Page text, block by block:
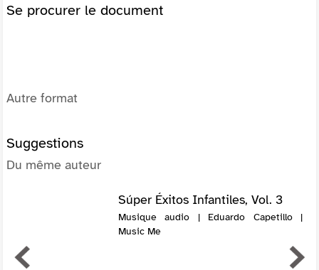
Se procurer le document
Autre format
Suggestions
Du même auteur
Súper Éxitos Infantiles, Vol. 3
Musique audio | Eduardo Capetillo |
Music Me